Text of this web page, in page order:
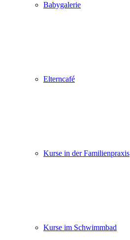
Babygalerie
Elterncafé
Kurse in der Familienpraxis
Kurse im Schwimmbad